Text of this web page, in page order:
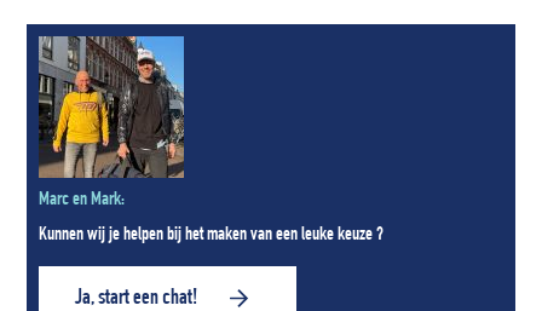
Marc en Mark:
Kunnen wij je helpen bij het maken van een leuke keuze ?
Ja, start een chat!